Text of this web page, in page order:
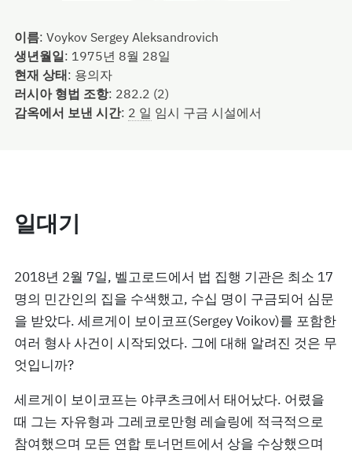
이름: Voykov Sergey Aleksandrovich
생년월일: 1975년 8월 28일
현재 상태: 용의자
러시아 형법 조항: 282.2 (2)
감옥에서 보낸 시간: 2 일 임시 구금 시설에서
일대기
2018년 2월 7일, 벨고로드에서 법 집행 기관은 최소 17
명의 민간인의 집을 수색했고, 수십 명이 구금되어 심문
을 받았다. 세르게이 보이코프(Sergey Voikov)를 포함한
여러 형사 사건이 시작되었다. 그에 대해 알려진 것은 무
엇입니까?
세르게이 보이코프는 야쿠츠크에서 태어났다. 어렸을
때 그는 자유형과 그레코로만형 레슬링에 적극적으로
참여했으며 모든 연합 토너먼트에서 상을 수상했으며